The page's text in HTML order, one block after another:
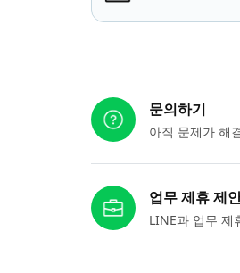
문의하기
아직 문제가 해
업무 제휴 제
LINE과 업무 제